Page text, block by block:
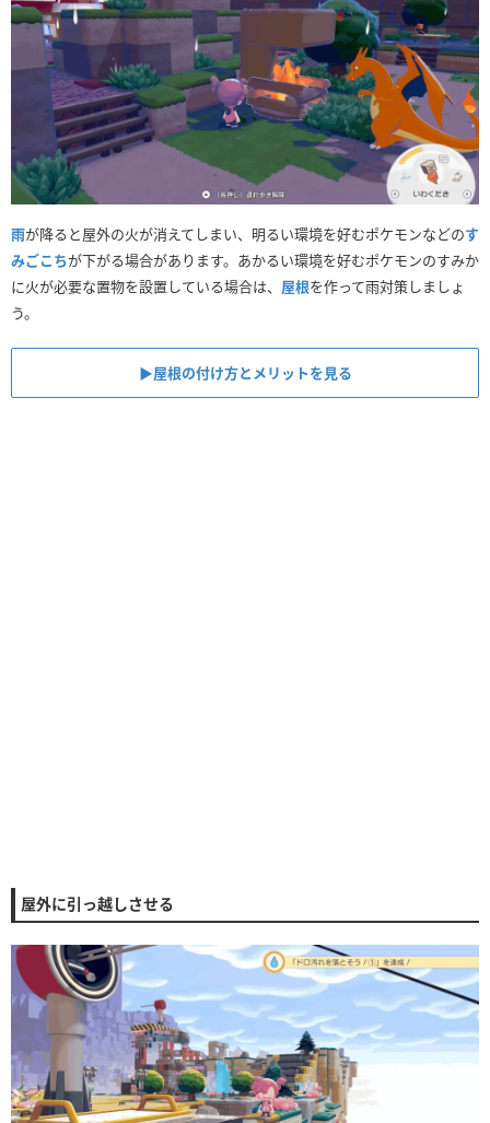
雨が降ると屋外の火が消えてしまい、明るい環境を好むポケモンなどのす
みごこちが下がる場合があります。あかるい環境を好むポケモンのすみか
に火が必要な置物を設置している場合は、 屋根を作って雨対策しましょ
う。
▶︎屋根の付け方とメリットを見る
屋外に引っ越しさせる